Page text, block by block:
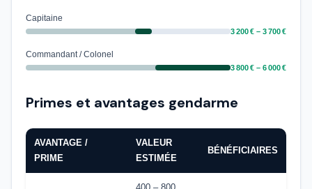
Capitaine
3 200 € – 3 700 €
Commandant / Colonel
3 800 € – 6 000 €
Primes et avantages gendarme
AVANTAGE /
PRIME
VALEUR
ESTIMÉE
BÉNÉFICIAIRES